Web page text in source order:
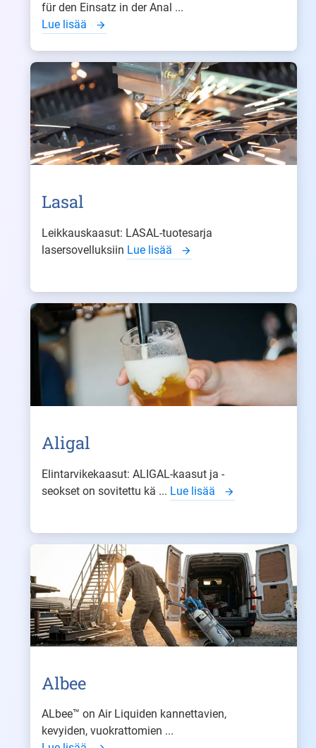
für den Einsatz in der Anal ...
Lue lisää
Lasal
Leikkauskaasut: LASAL-tuotesarja
lasersovelluksiin Lue lisää
Aligal
Elintarvikekaasut: ALIGAL-kaasut ja -
seokset on sovitettu kä ... Lue lisää
Albee
ALbee™ on Air Liquiden kannettavien,
kevyiden, vuokrattomien ...